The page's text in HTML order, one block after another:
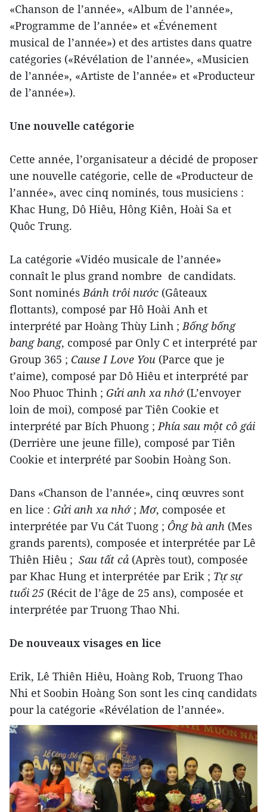
«Chanson de l’année», «Album de l’année»,
«Programme de l’année» et «Événement
musical de l’année») et des artistes dans quatre
catégories («Révélation de l’année», «Musicien
de l’année», «Artiste de l’année» et «Producteur
de l’année»).
Une nouvelle catégorie
Cette année, l’organisateur a décidé de proposer
une nouvelle catégorie, celle de «Producteur de
l’année», avec cinq nominés, tous musiciens :
Khac Hung, Dô Hiêu, Hông Kiên, Hoài Sa et
Quôc Trung.
La catégorie «Vidéo musicale de l’année»
connaît le plus grand nombre de candidats.
Sont nominésBánh trôi nước (Gâteaux
flottants), composé par Hô Hoài Anh et
interprété par Hoàng Thùy Linh ;Bống bống
bang bang, composé par Only C et interprété par
Group 365 ; Cause I Love You (Parce que je
t’aime), composé par Dô Hiêu et interprété par
Noo Phuoc Thinh ; Gửi anh xa nhớ(L’envoyer
loin de moi), composé par Tiên Cookie et
interprété par Bích Phuong ;Phía sau một cô gái
(Derrière une jeune fille), composé par Tiên
Cookie et interprété par Soobin Hoàng Son.
Dans «Chanson de l’année», cinq œuvres sont
en lice : Gửi anh xa nhớ;Mơ, composée et
interprétée par Vu Cát Tuong ; Ông bà anh (Mes
grands parents), composée et interprétée par Lê
Thiên Hiêu ; Sau tất cả(Après tout), composée
par Khac Hung et interprétée par Erik ; Tự sự
tuổi 25 (Récit de l’âge de 25 ans), composée et
interprétée par Truong Thao Nhi.
De nouveaux visages en lice
Erik, Lê Thiên Hiêu, Hoàng Rob, Truong Thao
Nhi et Soobin Hoàng Son sont les cinq candidats
pour la catégorie «Révélation de l’année».